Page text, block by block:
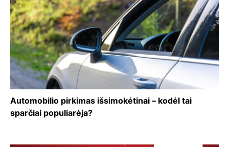
Automobilio pirkimas išsimokėtinai – kodėl tai
sparčiai populiarėja?